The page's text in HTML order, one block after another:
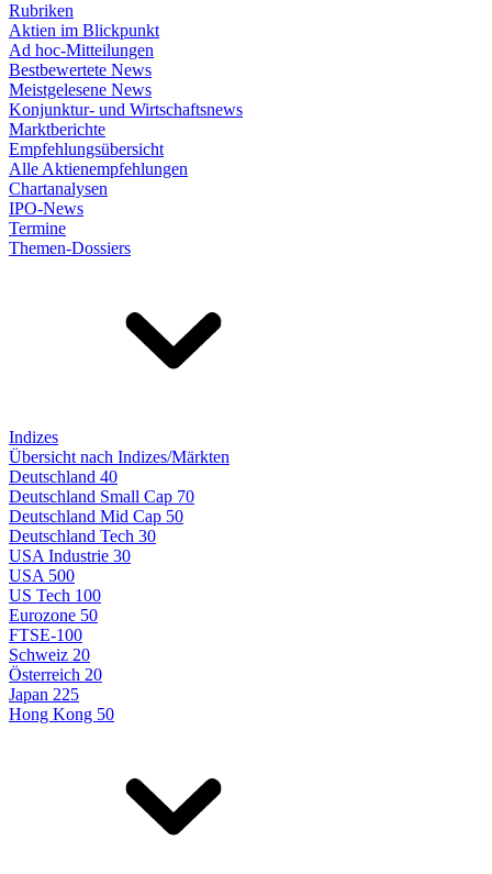
Rubriken
Aktien im Blickpunkt
Ad hoc-Mitteilungen
Bestbewertete News
Meistgelesene News
Konjunktur- und Wirtschaftsnews
Marktberichte
Empfehlungsübersicht
Alle Aktienempfehlungen
Chartanalysen
IPO-News
Termine
Themen-Dossiers
Indizes
Übersicht nach Indizes/Märkten
Deutschland 40
Deutschland Small Cap 70
Deutschland Mid Cap 50
Deutschland Tech 30
USA Industrie 30
USA 500
US Tech 100
Eurozone 50
FTSE-100
Schweiz 20
Österreich 20
Japan 225
Hong Kong 50